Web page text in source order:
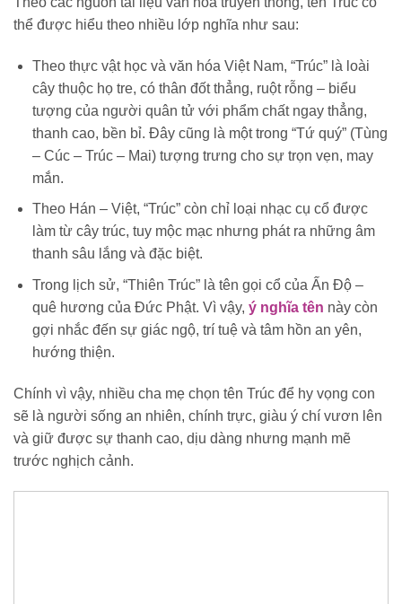
thể được hiểu theo nhiều lớp nghĩa như sau:
Theo thực vật học và văn hóa Việt Nam, “Trúc” là loài
cây thuộc họ tre, có thân đốt thẳng, ruột rỗng – biểu
tượng của người quân tử với phẩm chất ngay thẳng,
thanh cao, bền bỉ. Đây cũng là một trong “Tứ quý” (Tùng
– Cúc – Trúc – Mai) tượng trưng cho sự trọn vẹn, may
mắn.
Theo Hán – Việt, “Trúc” còn chỉ loại nhạc cụ cổ được
làm từ cây trúc, tuy mộc mạc nhưng phát ra những âm
thanh sâu lắng và đặc biệt.
Trong lịch sử, “Thiên Trúc” là tên gọi cổ của Ấn Độ –
quê hương của Đức Phật. Vì vậy, ý nghĩa tên này còn
gợi nhắc đến sự giác ngộ, trí tuệ và tâm hồn an yên,
hướng thiện.
Chính vì vậy, nhiều cha mẹ chọn tên Trúc để hy vọng con
sẽ là người sống an nhiên, chính trực, giàu ý chí vươn lên
và giữ được sự thanh cao, dịu dàng nhưng mạnh mẽ
trước nghịch cảnh.